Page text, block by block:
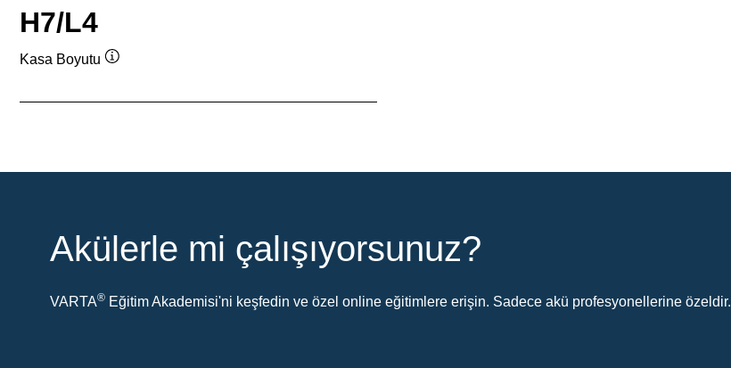
H7/L4
Kasa Boyutu
Akülerle mi çalışıyorsunuz?
VARTA® Eğitim Akademisi'ni keşfedin ve özel online eğitimlere erişin. Sadece akü profesyonellerine özeldir.